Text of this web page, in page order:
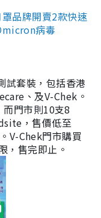
品牌開賣2款快速
病毒
試套裝，包括香港
、及V-Chek。
門市則10支8
，售價低至
V-Chek門市購買
，售完即止。